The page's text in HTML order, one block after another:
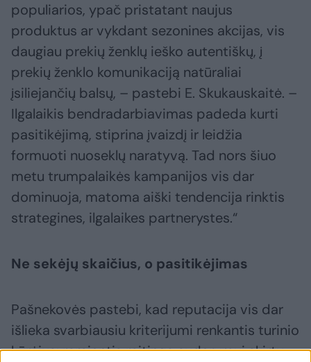
populiarios, ypač pristatant naujus
produktus ar vykdant sezonines akcijas, vis
daugiau prekių ženklų ieško autentiškų, į
prekių ženklo komunikaciją natūraliai
įsiliejančių balsų, – pastebi E. Skukauskaitė. –
Ilgalaikis bendradarbiavimas padeda kurti
pasitikėjimą, stiprina įvaizdį ir leidžia
formuoti nuoseklų naratyvą. Tad nors šiuo
metu trumpalaikės kampanijos vis dar
dominuoja, matoma aiški tendencija rinktis
strategines, ilgalaikes partnerystes.“
Ne sekėjų skaičius, o pasitikėjimas
Pašnekovės pastebi, kad reputacija vis dar
išlieka svarbiausiu kriterijumi renkantis turinio
kūrėjus: remiantis reitingo sudarymui skirtu